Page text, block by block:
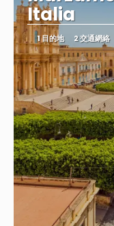
Italia
1 目的地 2 交通網絡